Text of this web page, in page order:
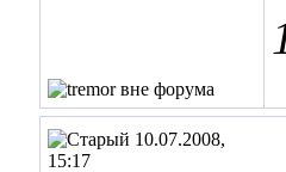
10.07.2008,
15:17